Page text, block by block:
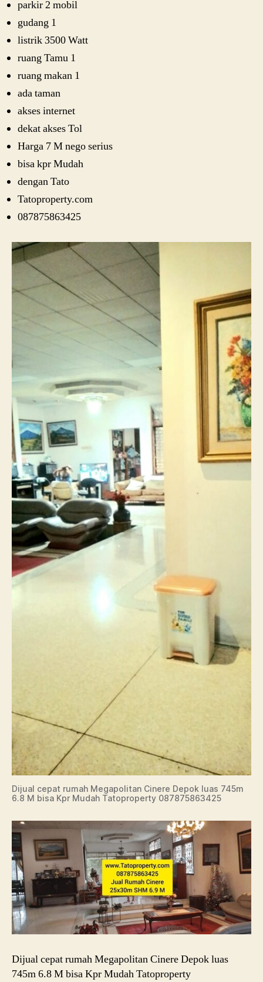
parkir 2 mobil
gudang 1
listrik 3500 Watt
ruang Tamu 1
ruang makan 1
ada taman
akses internet
dekat akses Tol
Harga 7 M nego serius
bisa kpr Mudah
dengan Tato
Tatoproperty.com
087875863425
Dijual cepat rumah Megapolitan Cinere Depok luas 745m
6.8 M bisa Kpr Mudah Tatoproperty 087875863425
Dijual cepat rumah Megapolitan Cinere Depok luas
745m 6.8 M bisa Kpr Mudah Tatoproperty